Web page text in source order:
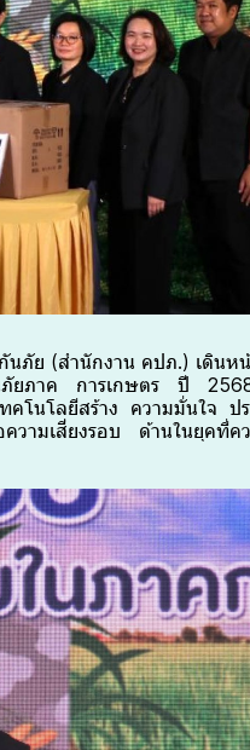
นภัย (สำนักงาน คปภ.) เดิน
ะกันภัยภาค การเกษตร ปี
โนโลยีสร้าง ความมั่นใจ ป
ความเสี่ยงรอบ ด้านในยุคที่